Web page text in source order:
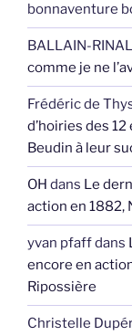
bonnaventure
BALLAIN-
comme je ne
Frédéric de
d’hoiries des
Beudin à leur
OH dans Le
action en 1882,
yvan pfaffdans
encore en
Ripossière
Christelle